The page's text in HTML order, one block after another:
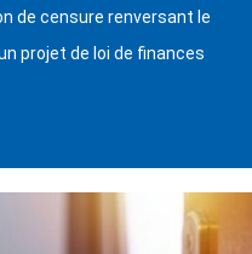
de censure renversant le
projet de loi de finances